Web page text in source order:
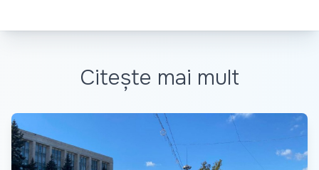
Citește mai mult